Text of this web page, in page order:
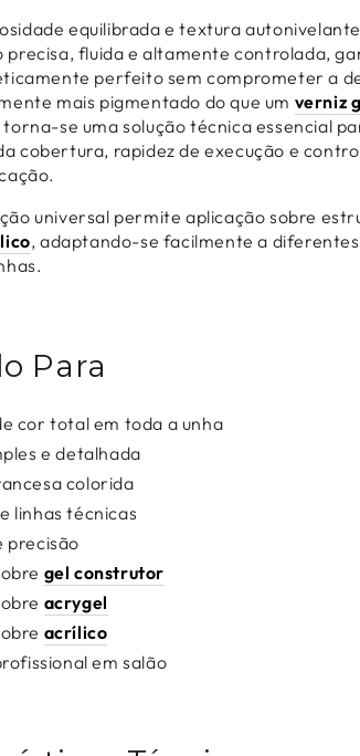
equilibrada e textura
precisa, fluida e altamente controlada,
perfeito sem comprometer a
mais pigmentado do que um verniz
se uma solução técnica essencial
cobertura, rapidez de execução e
universal permite aplicação sobre
, adaptando-se facilmente a
Para
cor total em toda a unha
e detalhada
colorida
linhas técnicas
precisão
gel construtor
acrygel
acrílico
em salão